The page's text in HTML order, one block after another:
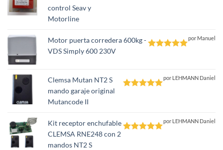
control Seav y
Motorline
Motor puerta corredera 600kg -
VDS Simply 600 230V
por Manuel
Clemsa Mutan NT2 S
mando garaje original
Mutancode II
por LEHMANN Daniel
Kit receptor enchufable
CLEMSA RNE248 con 2
mandos NT2 S
por LEHMANN Daniel